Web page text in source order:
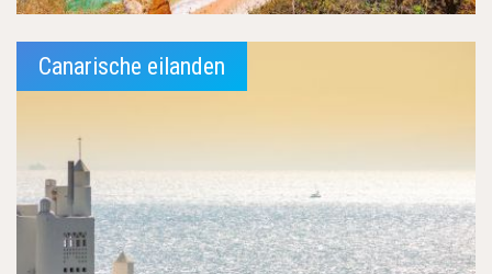
Canarische eilanden